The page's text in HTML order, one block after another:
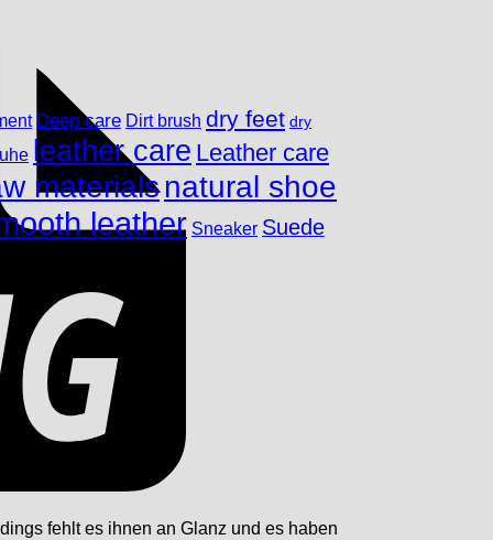
Deep care Dirt brush dry feet dry
leather care Leather care
materialsnatural shoe
leather Sneaker Suede
fehlt es ihnen an Glanz und es haben